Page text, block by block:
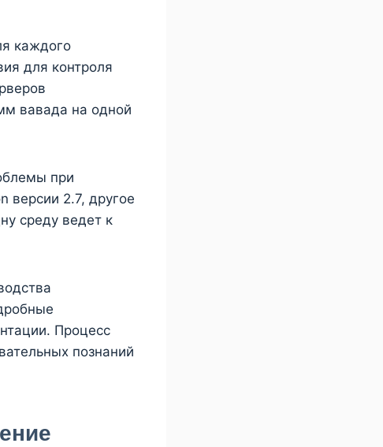
каждого
для контроля
вавада на одной
при
версии 2.7, другое
среду ведет к
Процесс
познаний